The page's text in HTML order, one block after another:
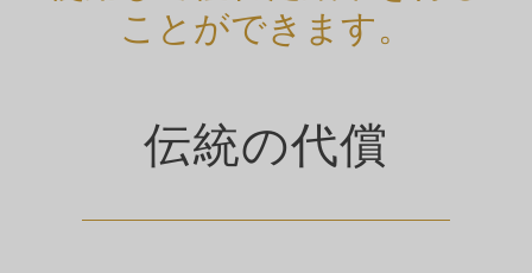
ことができます。
伝統の代償